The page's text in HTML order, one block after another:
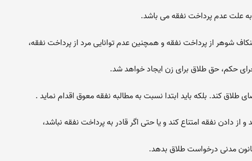
علت عدم پرداخت نفقه می باشد.
حکم، حق طلاق برای زن ایجاد خواهد شد.
طلاق کند. بلکه باید ابتدا نسبت به مطالبه نفقه معوق اقدام نماید .
از دادن نفقه امتناع کند و یا حتی اگر قادر به پرداخت نفقه نباشد،